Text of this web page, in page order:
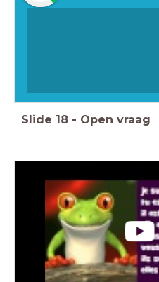
Slide 18 - Open vraag